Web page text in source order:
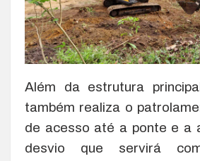
Além da estrutura
também realiza o
de acesso até a ponte e a
desvio que servirá